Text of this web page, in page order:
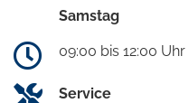
Samstag
09:00 bis 12:00 Uhr
Service